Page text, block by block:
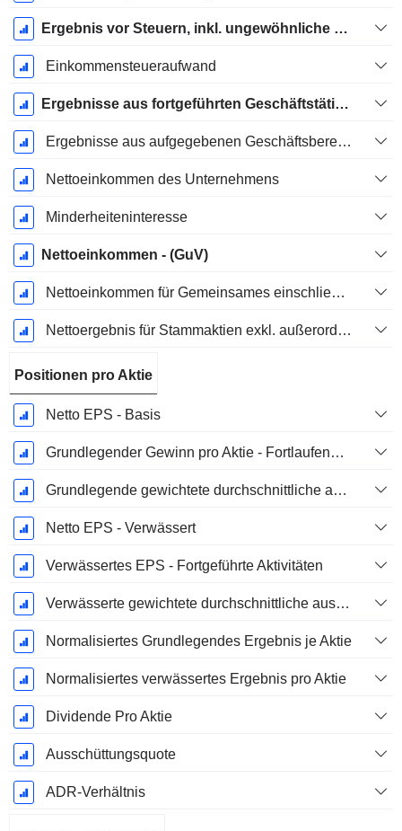
Ergebnis vor Steuern, inkl. ungewöhnliche Posten
Einkommensteueraufwand
Ergebnisse aus fortgeführten Geschäftstätigkeiten
Ergebnisse aus aufgegebenen Geschäftsbereichen
Nettoeinkommen des Unternehmens
Minderheiteninteresse
Nettoeinkommen - (GuV)
Nettoeinkommen für Gemeinsames einschließlich außerordentlicher Posten
Nettoergebnis für Stammaktien exkl. außerordentliche Posten
Positionen pro Aktie
Netto EPS - Basis
Grundlegender Gewinn pro Aktie - Fortlaufende Geschäftstätigkeit
Grundlegende gewichtete durchschnittliche ausstehende Aktien
Netto EPS - Verwässert
Verwässertes EPS - Fortgeführte Aktivitäten
Verwässerte gewichtete durchschnittliche ausstehende Aktien
Normalisiertes Grundlegendes Ergebnis je Aktie
Normalisiertes verwässertes Ergebnis pro Aktie
Dividende Pro Aktie
Ausschüttungsquote
ADR-Verhältnis